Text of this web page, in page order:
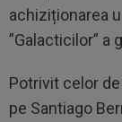
achiziționarea
”Galacticilor” a
Potrivit celor de
pe Santiago